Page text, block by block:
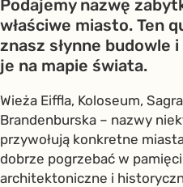
Podajemy nazwę
właściwe miasto. Ten
znasz słynne budowle
je na mapie świata.
Wieża Eiffla, Koloseum,
Brandenburska – nazwy
przywołują konkretne
dobrze pogrzebać w
architektoniczne i